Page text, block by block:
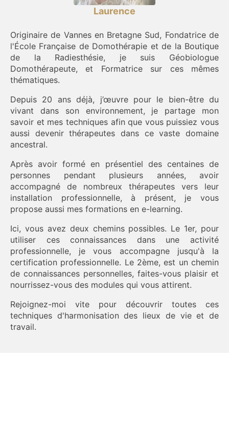
Laurence
Originaire de Vannes en Bretagne Sud, Fondatrice de
l'École Française de Domothérapie et de la Boutique
de la Radiesthésie, je suis Géobiologue
Domothérapeute, et Formatrice sur ces mêmes
thématiques.
Depuis 20 ans déjà, j’œuvre pour le bien-être du
vivant dans son environnement, je partage mon
savoir et mes techniques afin que vous puissiez vous
aussi devenir thérapeutes dans ce vaste domaine
ancestral.
Après avoir formé en présentiel des centaines de
personnes pendant plusieurs années, avoir
accompagné de nombreux thérapeutes vers leur
installation professionnelle, à présent, je vous
propose aussi mes formations en e-learning.
Ici, vous avez deux chemins possibles. Le 1er, pour
utiliser ces connaissances dans une activité
professionnelle, je vous accompagne jusqu'à la
certification professionnelle. Le 2ème, est un chemin
de connaissances personnelles, faites-vous plaisir et
nourrissez-vous des modules qui vous attirent.
Rejoignez-moi vite pour découvrir toutes ces
techniques d'harmonisation des lieux de vie et de
travail.